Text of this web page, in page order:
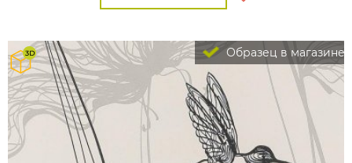
Образец в магазине